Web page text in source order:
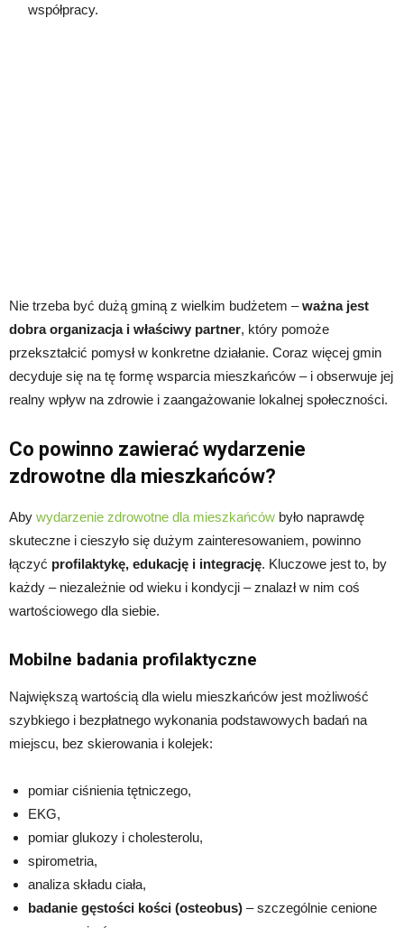
współpracy.
Nie trzeba być dużą gminą z wielkim budżetem –ważna jest
dobra organizacja i właściwy partner, który pomoże
przekształcić pomysł w konkretne działanie. Coraz więcej gmin
decyduje się na tę formę wsparcia mieszkańców – i obserwuje jej
realny wpływ na zdrowie i zaangażowanie lokalnej społeczności.
Co powinno zawierać wydarzenie
zdrowotne dla mieszkańców?
Aby wydarzenie zdrowotne dla mieszkańców było naprawdę
skuteczne i cieszyło się dużym zainteresowaniem, powinno
łączyć profilaktykę, edukację i integrację. Kluczowe jest to, by
każdy – niezależnie od wieku i kondycji – znalazł w nim coś
wartościowego dla siebie.
Mobilne badania profilaktyczne
Największą wartością dla wielu mieszkańców jest możliwość
szybkiego i bezpłatnego wykonania podstawowych badań na
miejscu, bez skierowania i kolejek:
pomiar ciśnienia tętniczego,
EKG,
pomiar glukozy i cholesterolu,
spirometria,
analiza składu ciała,
badanie gęstości kości (osteobus) – szczególnie cenione